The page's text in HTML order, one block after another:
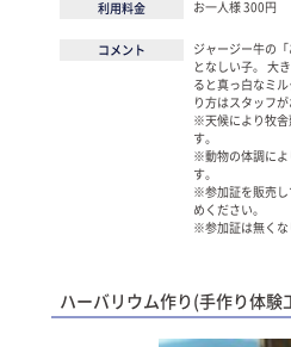
利用料金 お一人様 300円
コメント
ジャージー牛の
となしい子。 大
ると真っ白なミ
り方はスタッフ
※天候により牧舎
す。
※動物の体調によ
す。
※参加証を販売し
めください。
※参加証は無くな
ハーバリウム作り(手作り体験